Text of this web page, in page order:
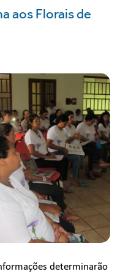
aos Florais de
determinarão